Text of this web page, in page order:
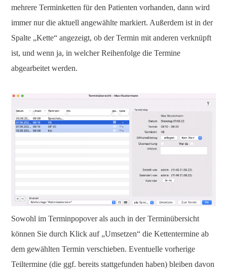
mehrere Terminketten für den Patienten vorhanden, dann wird
immer nur die aktuell angewählte markiert. Außerdem ist in der
Spalte „Kette“ angezeigt, ob der Termin mit anderen verknüpft
ist, und wenn ja, in welcher Reihenfolge die Termine
abgearbeitet werden.
Sowohl im Terminpopover als auch in der Terminübersicht
können Sie durch Klick auf „Umsetzen“ die Kettentermine ab
dem gewählten Termin verschieben. Eventuelle vorherige
Teiltermine (die ggf. bereits stattgefunden haben) bleiben davon